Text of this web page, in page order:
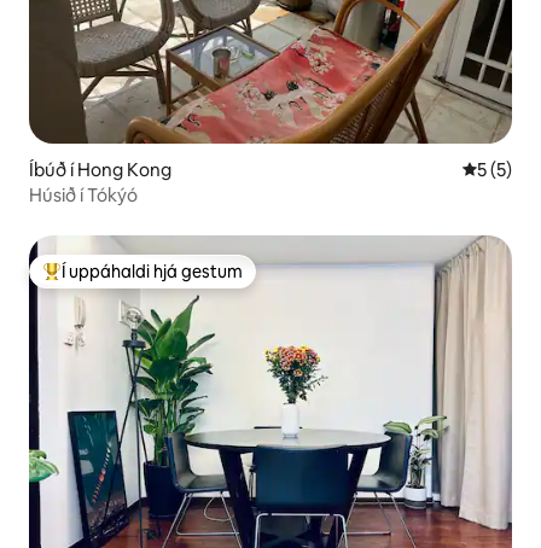
Íbúð í Hong Kong 5 af 5 í
5 (5)
Húsið í Tókýó
Í mestu uppáhaldi hjá gestum
Í uppáhaldi hjá gestum